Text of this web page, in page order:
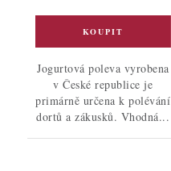
Jogurtová poleva vyrobena
v České republice je
primárně určena k polévání
dortů a zákusků. Vhodná...